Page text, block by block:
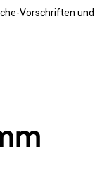
Vorschriften und